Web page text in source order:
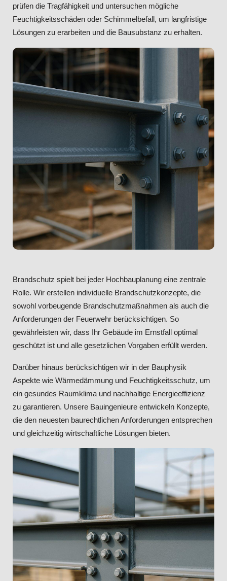
prüfen die Tragfähigkeit und untersuchen mögliche
Feuchtigkeitsschäden oder Schimmelbefall, um langfristige
Lösungen zu erarbeiten und die Bausubstanz zu erhalten.
Brandschutz spielt bei jeder Hochbauplanung eine zentrale
Rolle. Wir erstellen individuelle Brandschutzkonzepte, die
sowohl vorbeugende Brandschutzmaßnahmen als auch die
Anforderungen der Feuerwehr berücksichtigen. So
gewährleisten wir, dass Ihr Gebäude im Ernstfall optimal
geschützt ist und alle gesetzlichen Vorgaben erfüllt werden.
Darüber hinaus berücksichtigen wir in der Bauphysik
Aspekte wie Wärmedämmung und Feuchtigkeitsschutz, um
ein gesundes Raumklima und nachhaltige Energieeffizienz
zu garantieren. Unsere Bauingenieure entwickeln Konzepte,
die den neuesten baurechtlichen Anforderungen entsprechen
und gleichzeitig wirtschaftliche Lösungen bieten.